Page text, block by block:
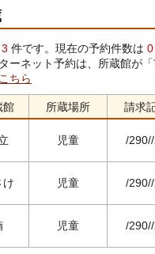
3 件です。現在の予約件数は 0
ーネット予約は、所蔵館が
こちら
館 所蔵場所 請求
児童 /
け 児童 /
児童 /